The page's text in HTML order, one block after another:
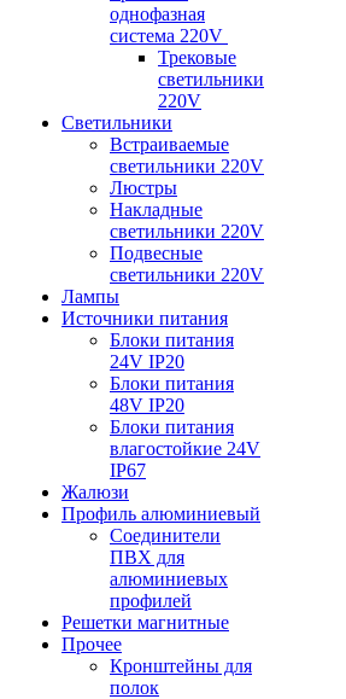
однофазная
система 220V
Трековые
светильники
220V
Светильники
Встраиваемые
светильники 220V
Люстры
Накладные
светильники 220V
Подвесные
светильники 220V
Лампы
Источники питания
Блоки питания
24V IP20
Блоки питания
48V IP20
Блоки питания
влагостойкие 24V
IP67
Жалюзи
Профиль алюминиевый
Соединители
ПВХ для
алюминиевых
профилей
Решетки магнитные
Прочее
Кронштейны для
полок